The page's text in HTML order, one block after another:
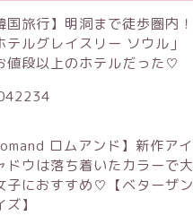
国旅行】明洞まで徒歩圏内！
テルグレイスリー ソウル」
値段以上のホテルだった♡
ロムアンド】新作アイ
ドウは落ち着いたカラーで大
子におすすめ♡【ベターザン
ズ】